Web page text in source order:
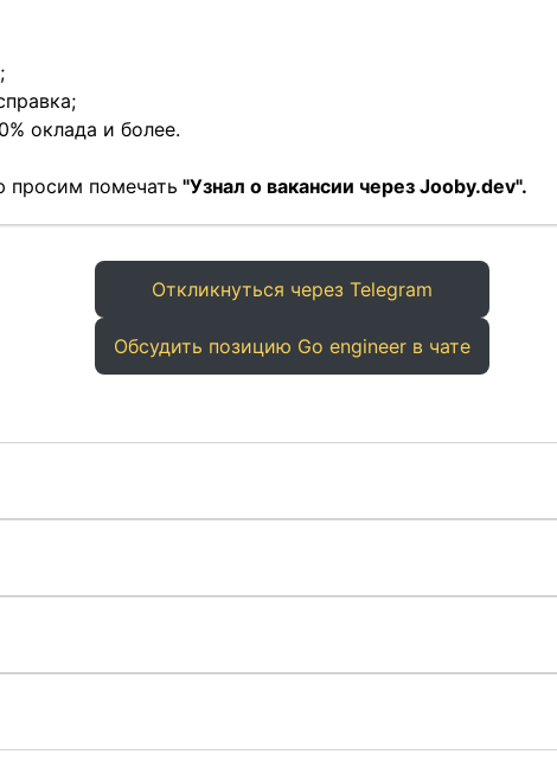
оклада и более.
просим помечать "Узнал о вакансии через Jooby.dev".
Откликнуться через Telegram
Обсудить позицию Go engineer в чате